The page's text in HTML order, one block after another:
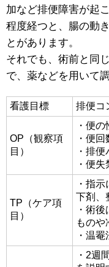
加など排便障害が起
程度経つと、腸の動
とがあります。
それでも、術前と同
で、薬などを用いて
看護目標 排便コ
OP（観察項
目）
・便の
・便回
・排
・便
TP（ケア項
目）
・指
下剤、
・術
ものや
・温罨
・2週